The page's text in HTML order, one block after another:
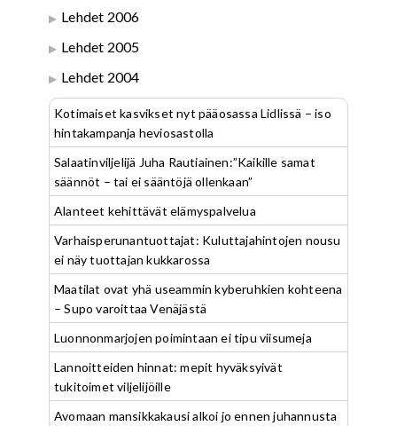
Lehdet 2006
Lehdet 2005
Lehdet 2004
Kotimaiset kasvikset nyt pääosassa Lidlissä – iso
hintakampanja heviosastolla
Salaatinviljelijä Juha Rautiainen:”Kaikille samat
säännöt – tai ei sääntöjä ollenkaan”
Alanteet kehittävät elämyspalvelua
Varhaisperunantuottajat: Kuluttajahintojen nousu
ei näy tuottajan kukkarossa
Maatilat ovat yhä useammin kyberuhkien kohteena
– Supo varoittaa Venäjästä
Luonnonmarjojen poimintaan ei tipu viisumeja
Lannoitteiden hinnat: mepit hyväksyivät
tukitoimet viljelijöille
Avomaan mansikkakausi alkoi jo ennen juhannusta